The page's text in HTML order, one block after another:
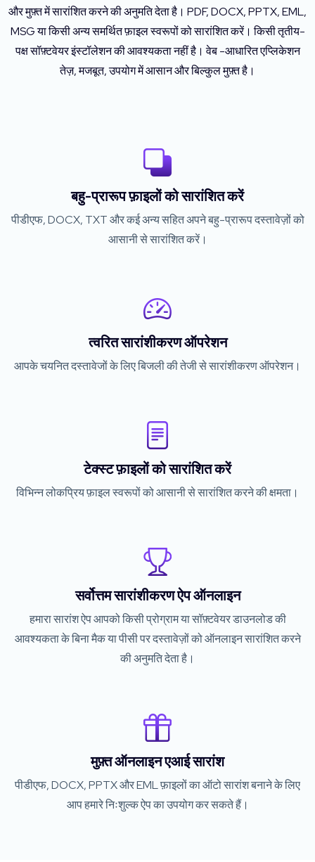
और मुफ़्त में सारांशित करने की अनुमति देता है। PDF, DOCX, PPTX, EML,
MSG या किसी अन्य समर्थित फ़ाइल स्वरूपों को सारांशित करें। किसी तृतीय-
पक्ष सॉफ़्टवेयर इंस्टॉलेशन की आवश्यकता नहीं है। वेब -आधारित एप्लिकेशन
तेज़, मजबूत, उपयोग में आसान और बिल्कुल मुफ़्त है।
बहु-प्रारूप फ़ाइलों को सारांशित करें
पीडीएफ, DOCX, TXT और कई अन्य सहित अपने बहु-प्रारूप दस्तावेज़ों को
आसानी से सारांशित करें।
त्वरित सारांशीकरण ऑपरेशन
आपके चयनित दस्तावेजों के लिए बिजली की तेजी से सारांशीकरण ऑपरेशन।
टेक्स्ट फ़ाइलों को सारांशित करें
विभिन्न लोकप्रिय फ़ाइल स्वरूपों को आसानी से सारांशित करने की क्षमता।
सर्वोत्तम सारांशीकरण ऐप ऑनलाइन
हमारा सारांश ऐप आपको किसी प्रोग्राम या सॉफ़्टवेयर डाउनलोड की
आवश्यकता के बिना मैक या पीसी पर दस्तावेज़ों को ऑनलाइन सारांशित करने
की अनुमति देता है।
मुफ़्त ऑनलाइन एआई सारांश
पीडीएफ, DOCX, PPTX और EML फ़ाइलों का ऑटो सारांश बनाने के लिए
आप हमारे निःशुल्क ऐप का उपयोग कर सकते हैं।